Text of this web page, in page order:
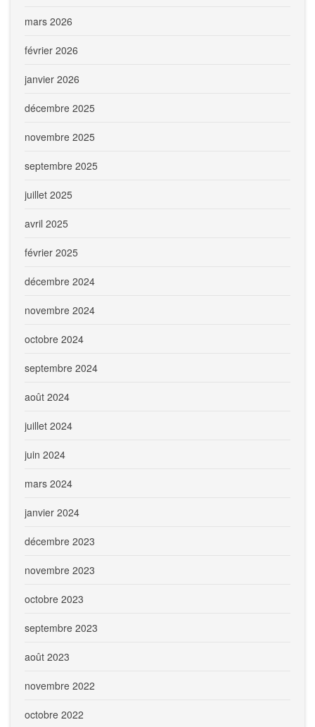
mars 2026
février 2026
janvier 2026
décembre 2025
novembre 2025
septembre 2025
juillet 2025
avril 2025
février 2025
décembre 2024
novembre 2024
octobre 2024
septembre 2024
août 2024
juillet 2024
juin 2024
mars 2024
janvier 2024
décembre 2023
novembre 2023
octobre 2023
septembre 2023
août 2023
novembre 2022
octobre 2022